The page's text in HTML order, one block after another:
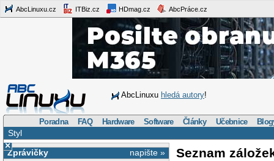
AbcLinuxu.cz ITBiz.cz HDmag.cz AbcPráce.cz
AbcLinuxu hledá autory!
Poradna FAQ Hardware Software Články Učebnice
Styl
×
napište »
Zprávičky
Seznam